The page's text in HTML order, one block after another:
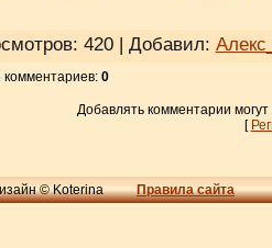
: 420 | Добавил:
комментариев: 0
Добавлять комментарии
[
© Koterina Правила сайта